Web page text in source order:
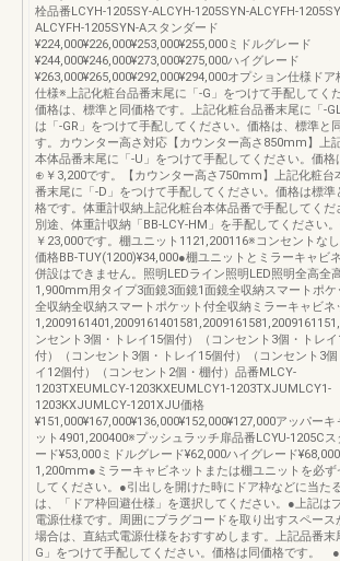
栓品番LCYH-1205SY-ALCYH-1205SYN-ALCYFH-
ALCYFH-1205SYN-Aスタンダード
¥224,000¥226,000¥253,000¥255,000ミドルグレード
¥244,000¥246,000¥273,000¥275,000ハイグレード
¥263,000¥265,000¥292,000¥294,000オプション仕様ドア
仕様※上記化粧台品番末尾に「-G」をつけて手配してくだ
価格は、標準と同価格です。上記化粧台品番末尾に「-
は「-GR」をつけて手配してください。価格は、標準と
す。カウンター高さ対応【カウンター高さ850mm】上
本体品番末尾に「-U」をつけて手配してください。価格
⊕￥3,200です。【カウンター高さ750mm】上記化粧台
番末尾に「-D」をつけて手配してください。価格は標準
格です。体重計収納上記化粧台本体品番で手配してくだ
別途、体重計収納「BB-LCY-HM」を手配してください
￥23,000です。棚ユニット1121,200116※コンセントなし
価格BB-TUY(1200)¥34,000●棚ユニットとミラーキャビ
併設はできません。照明LEDライン照明LED照明全高全
1,900mm用タイプ3面鏡3面鏡1面鏡全収納スマートポケ
全収納全収納スマートポケット付全収納ミラーキャビネ
ンセント3個・トレイ15個付）（コンセント3個・トレイ
付）（コンセント3個・トレイ15個付）（コンセント3個
イ12個付）（コンセント2個・棚付）品番MLCY-
1203TXEUMLCY-1203KXEUMLCY1-1203TXJUMLCY1-
1203KXJUMLCY-1201XJU価格
¥151,000¥167,000¥136,000¥152,000¥127,000アッパーキ
ット4901,200400※プッシュラッチ扉品番LCYU-1205Cス
ード¥53,000ミドルグレード¥62,000ハイグレード
1,200mm●ミラーキャビネットまたは棚ユニットを必ず
してください。●引出しを開けた時にドア枠などに当た
は、「ドア枠回避仕様」を選択してください。●上記は
電源仕様です。周囲にプラグコードを取り出すスペース
場合は、直結式電源仕様をおすすめします。上記品番末
G」をつけて手配してください。価格は同価格です。 ●